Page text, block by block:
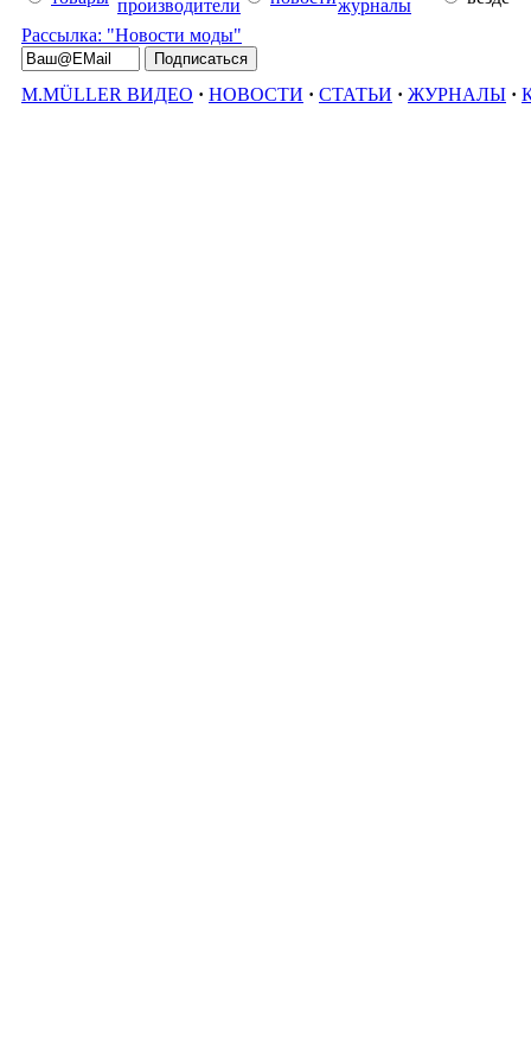
производители журналы
Рассылка: "Новости моды"
M.MÜLLER ВИДЕО · НОВОСТИ · СТАТЬИ · ЖУРНАЛЫ ·